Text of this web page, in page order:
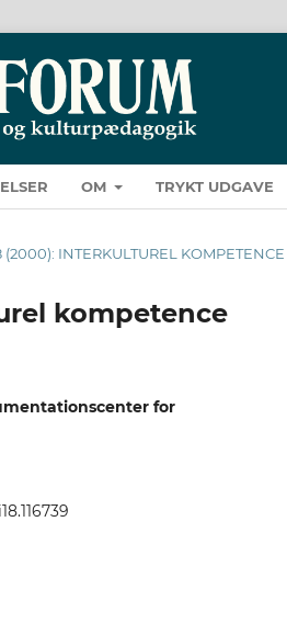
OM TRYKT UDGAVE
(2000): INTERKULTUREL KOMPETENCE
kompetence
for